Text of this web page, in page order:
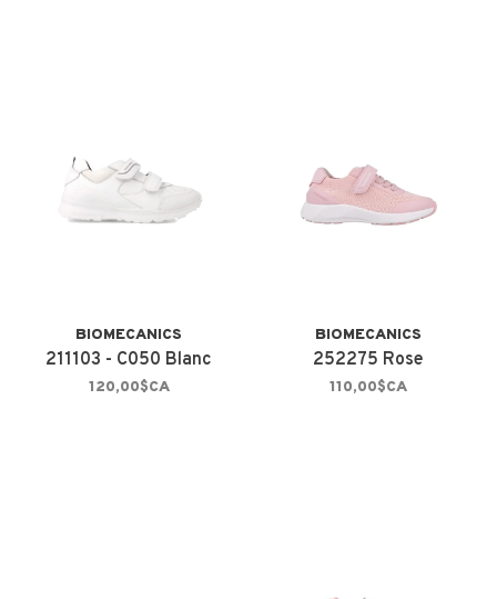
BIOMECANICS
211103 - C050 Blanc
120,00$CA
BIOMECANICS
252275 Rose
110,00$CA